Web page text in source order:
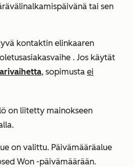
alkamispäivänä tai sen
kontaktin elinkaaren
oletusasiakasvaihe . Jos käytät
, sopimusta ei
on liitetty mainokseen
on valittu. Päivämääräalue
Won -päivämäärään.